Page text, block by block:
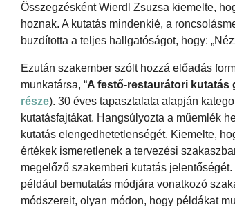
Összegzésként Wierdl Zsuzsa kiemelte,
hoznak. A kutatás mindenkié, a
buzdította a teljes hallgatóságot, hogy:
Ezután szakember szólt hozzá előadás
munkatársa, “A festő-restaurátori kutatás
része). 30 éves tapasztalata alapján
kutatásfajtákat. Hangsúlyozta a műemlék
kutatás elengedhetetlenségét. Kiemelte,
értékek ismeretlenek a tervezési
megelőző szakemberi kutatás
például bemutatás módjára vonatkozó
módszereit, olyan módon, hogy példákat